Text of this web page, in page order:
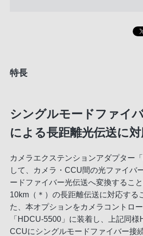
特長
シングルモードファイ
による長距離光伝送に
カメラエクステンションアダプター
して、カメラ・CCU間の光ファイバ
ードファイバー光伝送へ変換するこ
10km（＊）の長距離伝送に対応する
た、本オプションをカメラコントロ
「HDCU-5500」に装着し、上記同様
CCUにシングルモードファイバー接